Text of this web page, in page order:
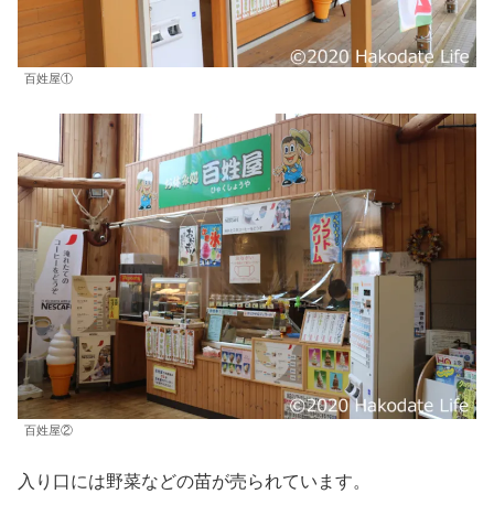
百姓屋①
百姓屋②
入り口には野菜などの苗が売られています。